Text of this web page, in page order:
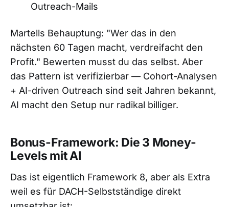
Outreach-Mails
Martells Behauptung: "Wer das in den
nächsten 60 Tagen macht, verdreifacht den
Profit." Bewerten musst du das selbst. Aber
das Pattern ist verifizierbar — Cohort-Analysen
+ AI-driven Outreach sind seit Jahren bekannt,
AI macht den Setup nur radikal billiger.
Bonus-Framework: Die 3 Money-
Levels mit AI
Das ist eigentlich Framework 8, aber als Extra
weil es für DACH-Selbstständige direkt